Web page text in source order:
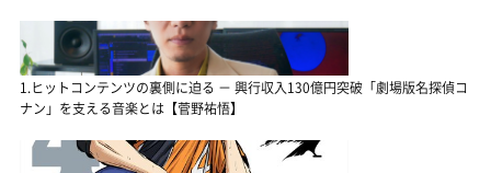
1.ヒットコンテンツの裏側に迫る － 興行収入130億円突破「劇場版名探偵コ
ナン」を支える音楽とは【菅野祐悟】